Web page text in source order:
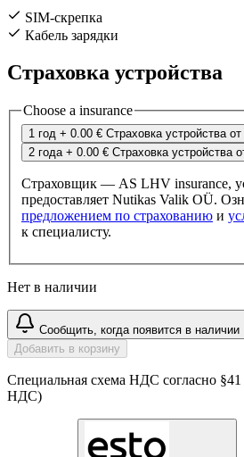
SIM-скрепка
Кабель зарядки
Страховка устройства
Choose a insurance
1 год + 0.00 € Страховка устройства
2 года + 0.00 € Страховка устройства
Страховщик — AS LHV insurance,
предоставляет Nutikas Valik OÜ.
предложением по страхованию и
к специалисту.
Нет в наличии
Сообщить, когда появится в наличии
Добавить в корзину
Специальная схема НДС согласно
НДС)